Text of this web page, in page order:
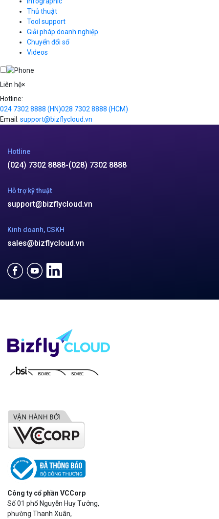
Business Email
Simple Storage
VOD
VPN
Traffic Manager
Cloud VPS
Videos
Thủ thuật
Tool support
Giải pháp doanh nghiệp
Chuyển đổi số
Videos
Liên hệ×
Hotline:
024 7302 8888 (HN)028 7302 8888 (HCM)
Email: support@bizflycloud.vn
Hotline
(024) 7302 8888-(028) 7302 8888
Hỗ trợ kỹ thuật
support@bizflycloud.vn
Kinh doanh, CSKH
sales@bizflycloud.vn
Công ty cổ phần VCCorp
Số 01 phố Nguyễn Huy Tưởng,
phường Thanh Xuân,